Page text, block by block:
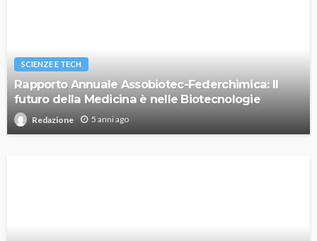
SCIENZE E TECH
Rapporto Annuale Assobiotec-Federchimica: Il
futuro della Medicina è nelle Biotecnologie
Redazione 5 anni ago